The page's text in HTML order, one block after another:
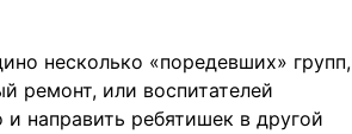
несколько «поредевших» групп,
ремонт, или воспитателей
направить ребятишек в другой